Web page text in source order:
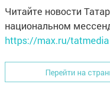
Читайте новости
национальном
https://max.ru/tatmedia
Перейти на